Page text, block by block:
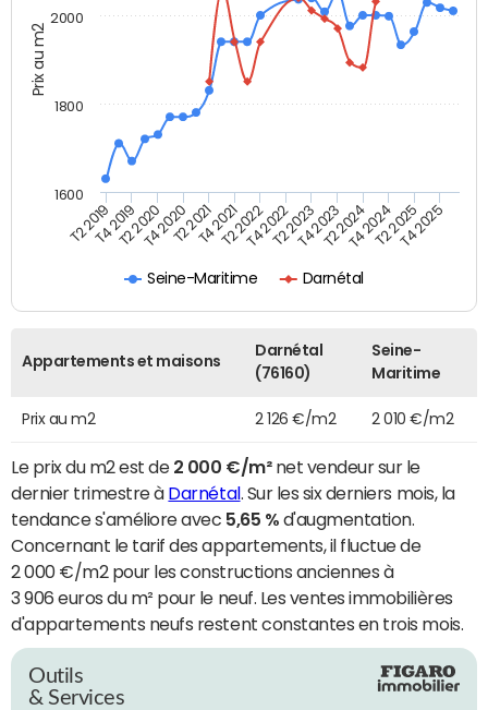
Prix au m2
Seine-Maritime Darnétal
T2 2019T4 2019T2 2020T4 2020T2 2021T4 2021T2 2022T4 2022T2 2023T4 2023T2 2024T4 2024T2 2025T4 2025
1600
1800
2000
Appartements et maisons
Darnétal
(76160)
Seine-
Maritime
Prix au m2 2 126 €/m2 2 010 €/m2
Le prix du m2 est de 2 000 €/m²net vendeur sur le
dernier trimestre à Darnétal . Sur les six derniers mois, la
tendance s'améliore avec 5,65 % d'augmentation.
Concernant le tarif des appartements, il fluctue de
2 000 €/m2 pour les constructions anciennes à
3 906 euros du m² pour le neuf. Les ventes immobilières
d'appartements neufs restent constantes en trois mois.
Outils
& Services